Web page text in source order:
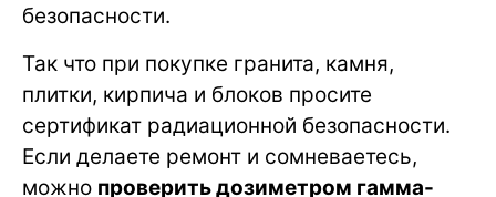
безопасности.
Так что при покупке гранита, камня,
плитки, кирпича и блоков просите
сертификат радиационной безопасности.
Если делаете ремонт и сомневаетесь,
можно проверить дозиметром гамма-